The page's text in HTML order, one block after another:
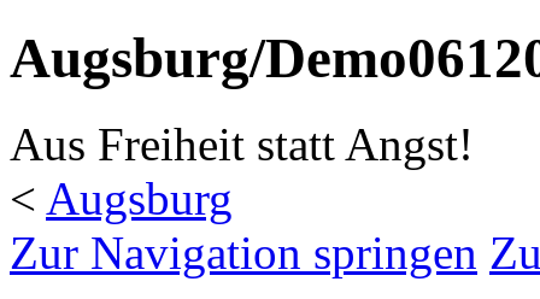
Augsburg/
Aus Freiheit statt Angst!
< Augsburg
Zur Navigation springen